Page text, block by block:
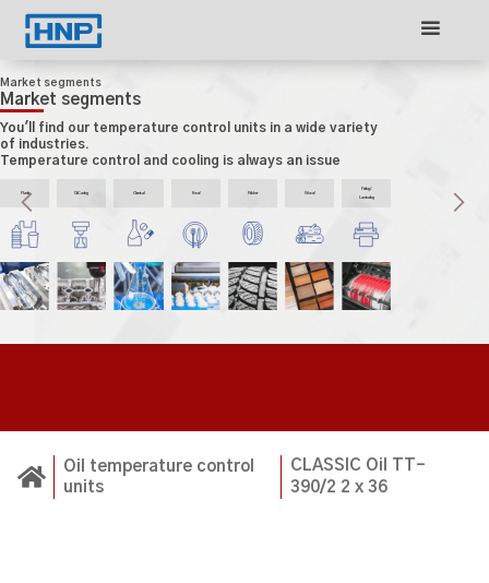
Market segments
Market segments
You'll find our temperature control units in a wide variety
of industries.
Temperature control and cooling is always an issue
Plastics Die Casting Chemical Food Rubber Wood
Printing/
Laminating
Oil temperature control
units
CLASSIC Oil TT-
390/2 2 x 36